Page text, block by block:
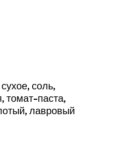
соль,
томат-паста,
лавровый